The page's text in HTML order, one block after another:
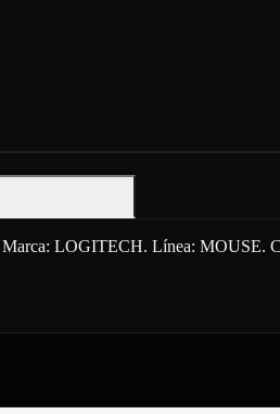
LOGITECH. Línea: MOUSE.